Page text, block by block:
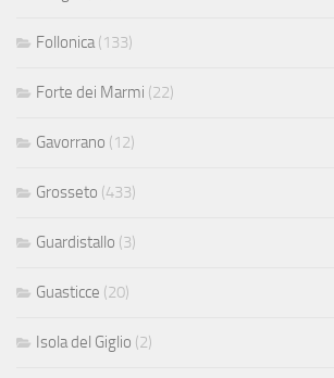
Follonica (133)
Forte dei Marmi (22)
Gavorrano (12)
Grosseto (433)
Guardistallo (3)
Guasticce (20)
Isola del Giglio (2)